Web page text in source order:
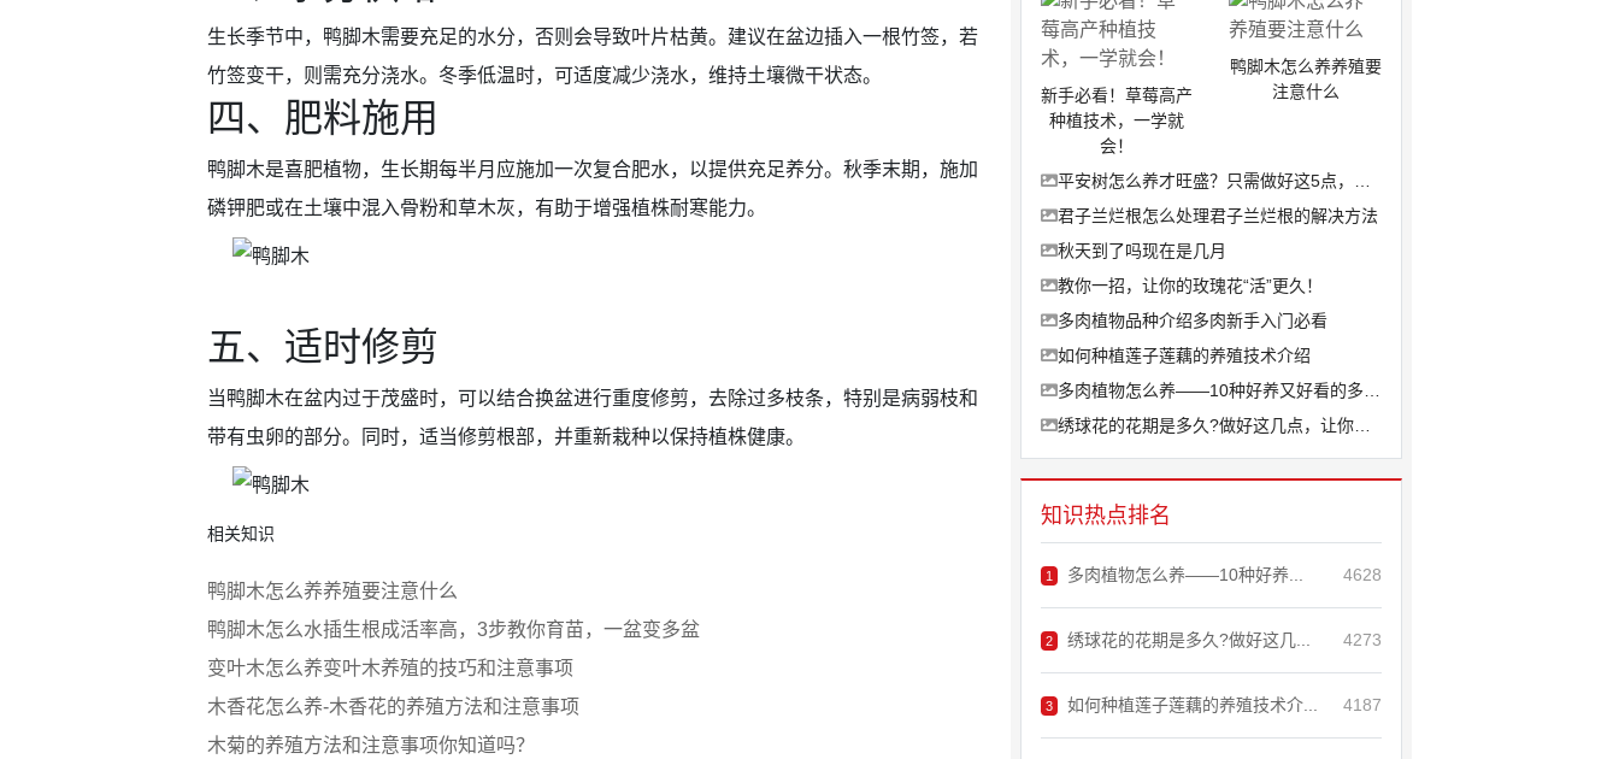
生长季节中，鸭脚木需要充足的水分，否则会导致叶片枯黄。建议在盆边插入一根竹签，若
竹签变干，则需充分浇水。冬季低温时，可适度减少浇水，维持土壤微干状态。
四、肥料施用
鸭脚木是喜肥植物，生长期每半月应施加一次复合肥水，以提供充足养分。秋季末期，施加
磷钾肥或在土壤中混入骨粉和草木灰，有助于增强植株耐寒能力。
五、适时修剪
当鸭脚木在盆内过于茂盛时，可以结合换盆进行重度修剪，去除过多枝条，特别是病弱枝和
带有虫卵的部分。同时，适当修剪根部，并重新栽种以保持植株健康。
相关知识
鸭脚木怎么养养殖要注意什么
鸭脚木怎么水插生根成活率高，3步教你育苗，一盆变多盆
变叶木怎么养变叶木养殖的技巧和注意事项
木香花怎么养-木香花的养殖方法和注意事项
木菊的养殖方法和注意事项你知道吗？
新手必看！草莓高产
种植技术，一学就
会！
鸭脚木怎么养养殖要
注意什么
平安树怎么养才旺盛？只需做好这5点，叶片...
君子兰烂根怎么处理君子兰烂根的解决方法
秋天到了吗现在是几月
教你一招，让你的玫瑰花“活”更久！
多肉植物品种介绍多肉新手入门必看
如何种植莲子莲藕的养殖技术介绍
多肉植物怎么养——10种好养又好看的多肉...
绣球花的花期是多久?做好这几点，让你家绣...
知识热点排名
1 多肉植物怎么养——10种好养... 4628
2 绣球花的花期是多久?做好这几... 4273
3 如何种植莲子莲藕的养殖技术介... 4187